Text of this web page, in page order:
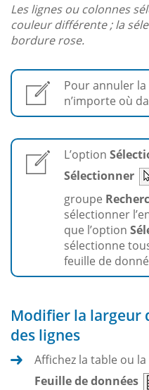
Les lignes ou colonnes
couleur différente ; la
bordure rose.
Pour annuler
n’importe où
L’option
Sélectionner
groupe
sélectionner
que l’option
sélectionne
feuille de
Modifier la largeur
des lignes
Affichez la table ou
Feuille de données